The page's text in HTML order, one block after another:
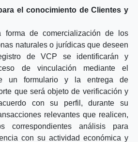
el conocimiento de Clientes y
forma de comercialización de los
naturales o jurídicas que deseen
de VCP se identificarán y
de vinculación mediante el
un formulario y la entrega de
que será objeto de verificación y
con su perfil, durante su
relevantes que realicen,
correspondientes análisis para
con su actividad económica y